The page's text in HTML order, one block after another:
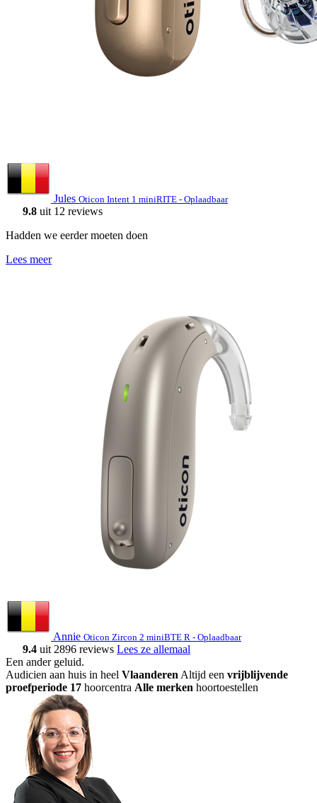
Jules Oticon Intent 1 miniRITE - Oplaadbaar
9.8 uit 12 reviews
Hadden we eerder moeten doen
Lees meer
Annie Oticon Zircon 2 miniBTE R - Oplaadbaar
9.4 uit 2896 reviews Lees ze allemaal
Een ander geluid.
Audicien aan huis in heel VlaanderenAltijd een vrijblijvende
proefperiode 17 hoorcentra Alle merken hoortoestellen